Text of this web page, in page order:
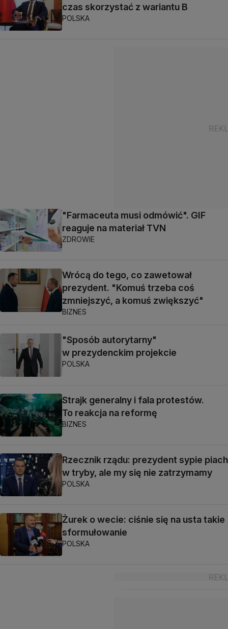
czas skorzystać z wariantu B
POLSKA
"Farmaceuta musi odmówić". GIF
reaguje na materiał TVN
ZDROWIE
Wrócą do tego, co zawetował
prezydent. "Komuś trzeba coś
zmniejszyć, a komuś zwiększyć"
BIZNES
"Sposób autorytarny"
w prezydenckim projekcie
POLSKA
Strajk generalny i fala protestów.
To reakcja na reformę
BIZNES
Rzecznik rządu: prezydent sypie piach
w tryby, ale my się nie zatrzymamy
POLSKA
Żurek o wecie: ciśnie się na usta takie
sformułowanie
POLSKA